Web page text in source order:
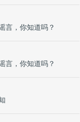
言，你知道吗？
言，你知道吗？